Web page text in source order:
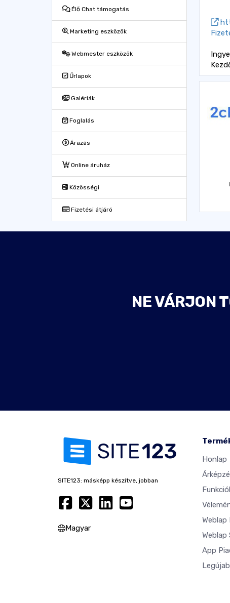
Élő Chat támogatás
Marketing eszközök
Webmester eszközök
Űrlapok
Galériák
Foglalás
Árazás
Online áruház
Közösségi
Fizetési átjáró
NE VÁRJON
SITE123: másképp készítve, jobban
Magyar
Honlap
Weblap
Weblap
App